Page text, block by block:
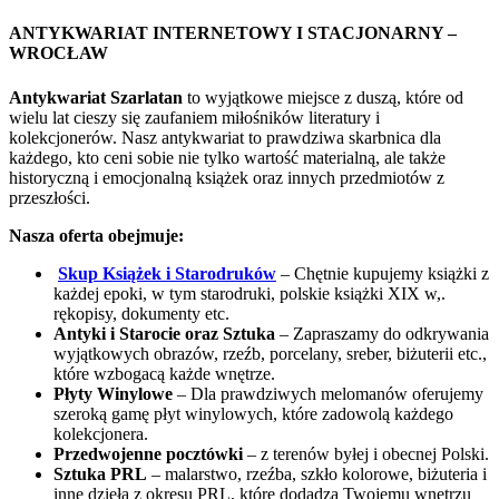
ANTYKWARIAT INTERNETOWY I STACJONARNY –
WROCŁAW
Antykwariat Szarlatan to wyjątkowe miejsce z duszą, które od
wielu lat cieszy się zaufaniem miłośników literatury i
kolekcjonerów. Nasz antykwariat to prawdziwa skarbnica dla
każdego, kto ceni sobie nie tylko wartość materialną, ale także
historyczną i emocjonalną książek oraz innych przedmiotów z
przeszłości.
Nasza oferta obejmuje:
Skup Książek i Starodruków – Chętnie kupujemy książki z
każdej epoki, w tym starodruki, polskie książki XIX w,.
rękopisy, dokumenty etc.
Antyki i Starocie oraz Sztuka – Zapraszamy do odkrywania
wyjątkowych obrazów, rzeźb, porcelany, sreber, biżuterii etc.,
które wzbogacą każde wnętrze.
Płyty Winylowe – Dla prawdziwych melomanów oferujemy
szeroką gamę płyt winylowych, które zadowolą każdego
kolekcjonera.
Przedwojenne pocztówki – z terenów byłej i obecnej Polski.
Sztuka PRL – malarstwo, rzeźba, szkło kolorowe, biżuteria i
inne dzieła z okresu PRL, które dodadzą Twojemu wnętrzu